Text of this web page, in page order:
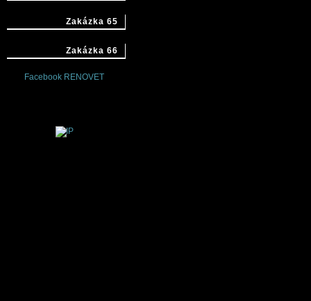
Zakázka 65
Zakázka 66
Facebook RENOVET